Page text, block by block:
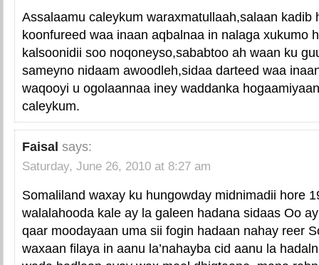
Assalaamu caleykum waraxmatullaah,salaan kadib
koonfureed waa inaan aqbalnaa in nalaga xukumo
kalsoonidii soo noqoneyso,sababtoo ah waan ku
sameyno nidaam awoodleh,sidaa darteed waa
waqooyi u ogolaannaa iney waddanka
caleykum.
Faisal says:
Saturday, June 26, 2010 at 8:27 am
Somaliland waxay ku hungowday midnimadii hore
walalahooda kale ay la galeen hadana sidaas Oo
qaar moodayaan uma sii fogin hadaan nahay reer
waxaan filaya in aanu la’nahayba cid aanu la